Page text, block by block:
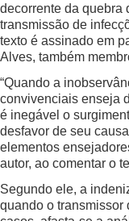
decorrente da quebra
transmissão de
texto é assinado em
Alves, também
“Quando a
convivenciais enseja
é inegável o
desfavor de seu
elementos
autor, ao comentar o
Segundo ele, a
quando o transmissor